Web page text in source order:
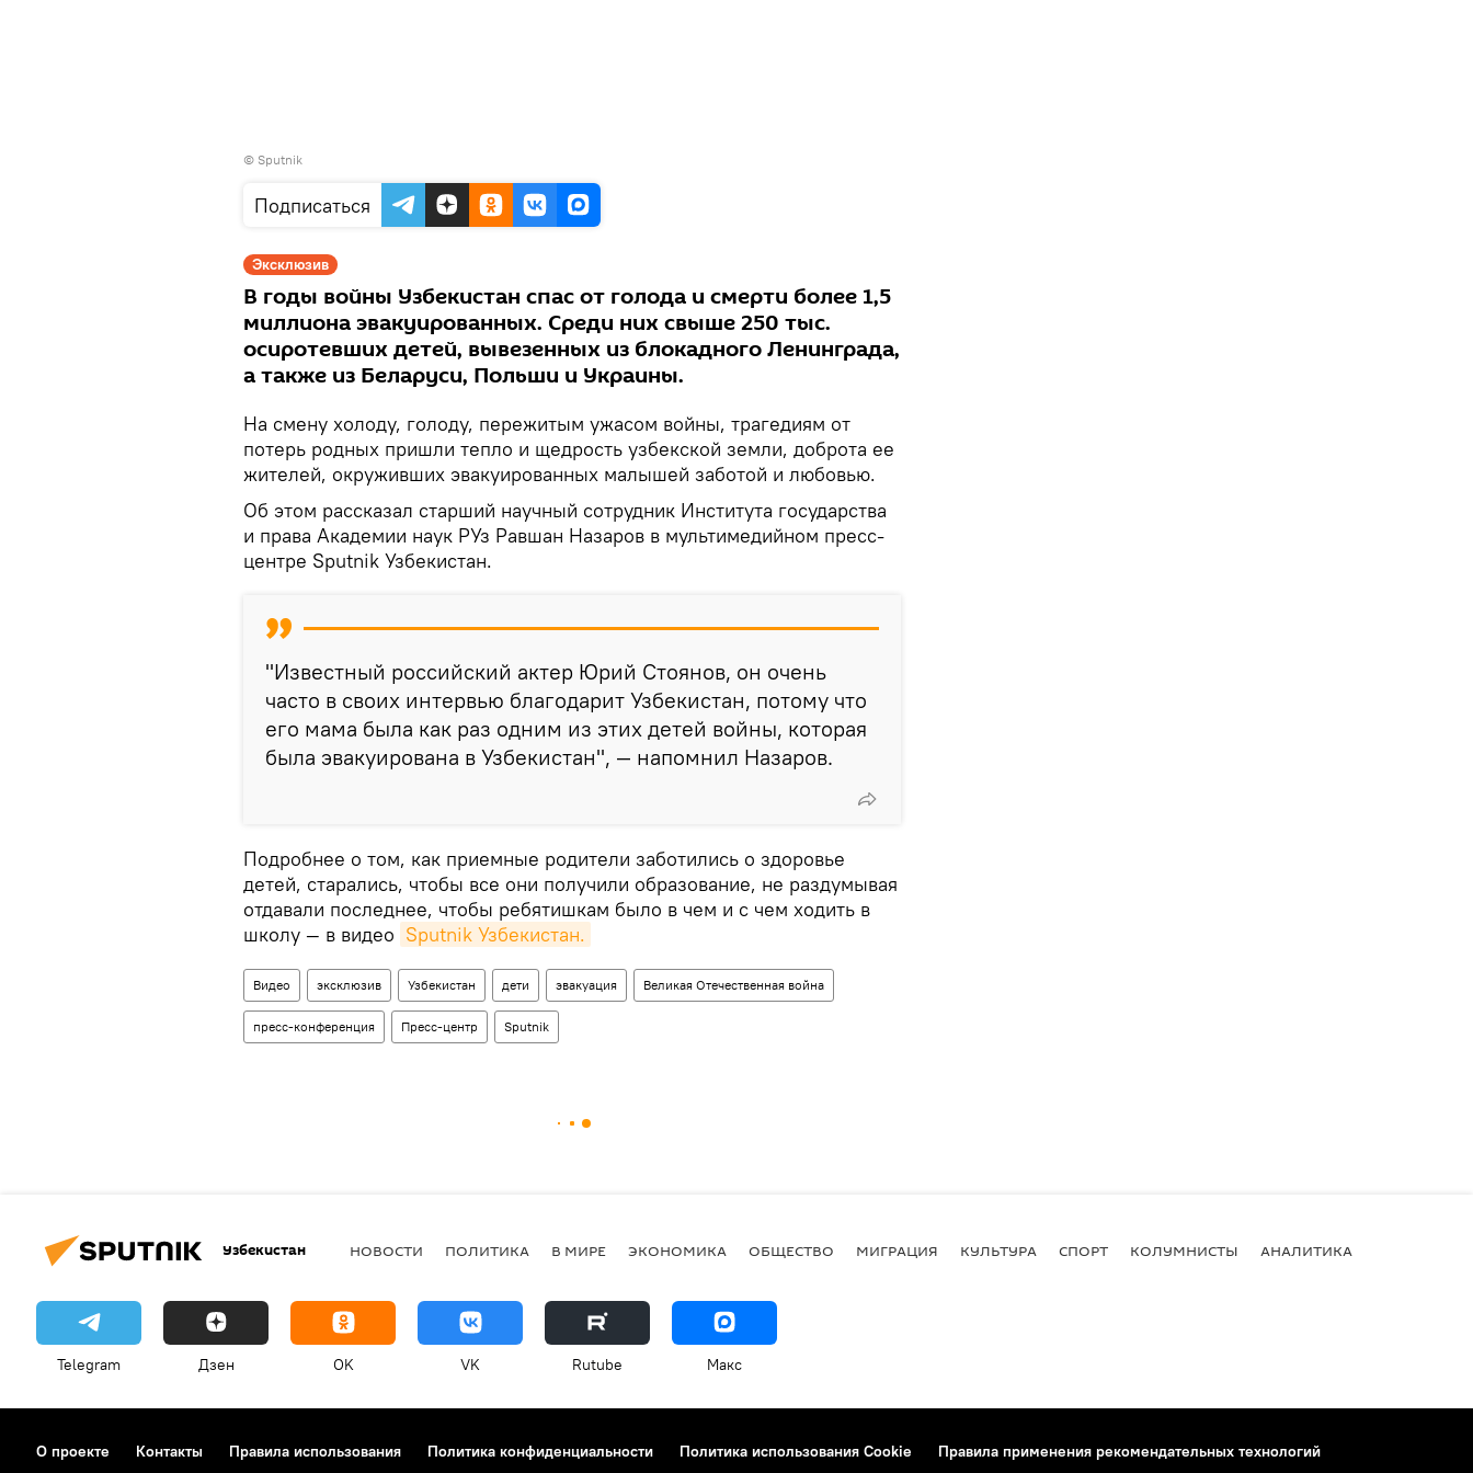
© Sputnik
Подписаться
Эксклюзив
В годы войны Узбекистан спас от голода и смерти более 1,5
миллиона эвакуированных. Среди них свыше 250 тыс.
осиротевших детей, вывезенных из блокадного Ленинграда,
а также из Беларуси, Польши и Украины.
На смену холоду, голоду, пережитым ужасом войны, трагедиям от
потерь родных пришли тепло и щедрость узбекской земли, доброта ее
жителей, окруживших эвакуированных малышей заботой и любовью.
Об этом рассказал старший научный сотрудник Института государства
и права Академии наук РУз Равшан Назаров в мультимедийном пресс-
центре Sputnik Узбекистан.
"Известный российский актер Юрий Стоянов, он очень
часто в своих интервью благодарит Узбекистан, потому что
его мама была как раз одним из этих детей войны, которая
была эвакуирована в Узбекистан", — напомнил Назаров.
Подробнее о том, как приемные родители заботились о здоровье
детей, старались, чтобы все они получили образование, не раздумывая
отдавали последнее, чтобы ребятишкам было в чем и с чем ходить в
школу — в видео Sputnik Узбекистан.
Видео эксклюзив Узбекистан дети эвакуация Великая Отечественная война
пресс-конференция Пресс-центр Sputnik
Узбекистан НОВОСТИ ПОЛИТИКА В МИРЕ ЭКОНОМИКА ОБЩЕСТВО МИГРАЦИЯ КУЛЬТУРА СПОРТ КОЛУМНИСТЫ АНАЛИТИКА
Telegram Дзен OK VK Rutube Макс
О проекте Контакты Правила использования Политика конфиденциальности Политика использования Cookie
Правила применения рекомендательных технологий